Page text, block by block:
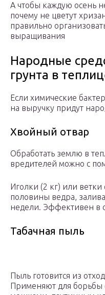
А чтобы каждую осень
почему не цветут
правильно
выращивания
Народные
грунта в
Если химические
на выручку придут
Хвойный отвар
Обработать землю в
вредителей можно с
Иголки (2 кг) или
половины ведра,
недели. Эффективен в
Табачная пыль
Пыль готовится из
Применяют для борьбы